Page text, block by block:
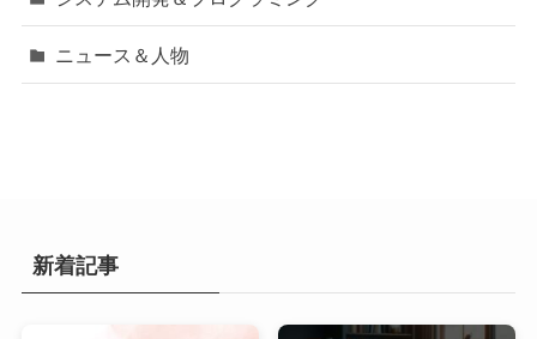
ニュース＆人物
新着記事